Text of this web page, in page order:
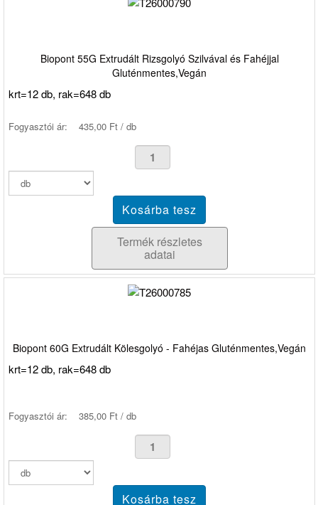
Biopont 55G Extrudált Rizsgolyó Szilvával és Fahéjjal
Gluténmentes,Vegán
krt=12 db, rak=648 db
Fogyasztói ár: 435,00 Ft / db
Termék részletes
adatai
Biopont 60G Extrudált Kölesgolyó - Fahéjas Gluténmentes,Vegán
krt=12 db, rak=648 db
Fogyasztói ár: 385,00 Ft / db